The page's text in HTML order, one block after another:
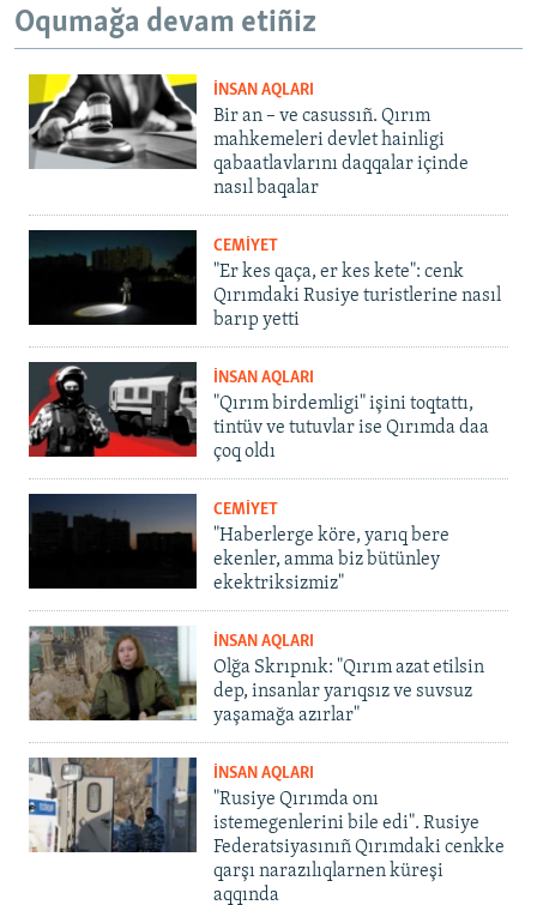
Oqumağa devam etiñiz
İNSAN AQLARI
Bir an – ve casussıñ. Qırım
mahkemeleri devlet hainligi
qabaatlavlarını daqqalar içinde
nasıl baqalar
CEMİYET
"Er kes qaça, er kes kete": cenk
Qırımdaki Rusiye turistlerine nasıl
barıp yetti
İNSAN AQLARI
"Qırım birdemligi" işini toqtattı,
tintüv ve tutuvlar ise Qırımda daa
çoq oldı
CEMİYET
"Haberlerge köre, yarıq bere
ekenler, amma biz bütünley
ekektriksizmiz"
İNSAN AQLARI
Olğa Skrıpnık: "Qırım azat etilsin
dep, insanlar yarıqsız ve suvsuz
yaşamağa azırlar"
İNSAN AQLARI
"Rusiye Qırımda onı
istemegenlerini bile edi". Rusiye
Federatsiyasınıñ Qırımdaki cenkke
qarşı narazılıqlarnen küreşi
aqqında